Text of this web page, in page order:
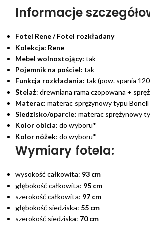
Informacje
Fotel Rene / Fotel rozkładany
Kolekcja: Rene
Mebel wolnostojący: tak
Pojemnik na pościel: tak
Funkcja rozkładania: tak (pow. spania
Stelaż: drewniana rama czopowana +
Materac: materac sprężynowy typu Bonell
Siedzisko/oparcie: materac sprężynowy
Kolor obicia: do wyboru*
Kolor nóżek: do wyboru*
Wymiary fotela:
wysokość całkowita: 93 cm
głębokość całkowita: 95 cm
szerokość całkowita: 97 cm
głębokość siedziska: 55 cm
szerokość siedziska: 70 cm